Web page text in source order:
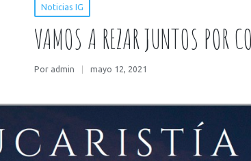
Noticias IG
VAMOS A REZAR JUNTOS POR
Por admin mayo 12, 2021